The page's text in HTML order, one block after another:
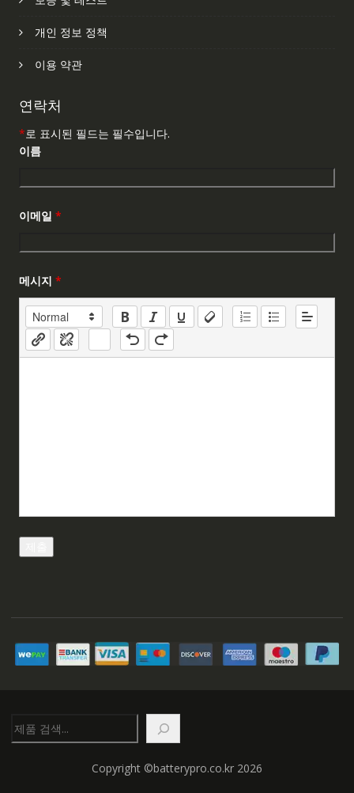
개인 정보 정책
이용 약관
연락처
*로 표시된 필드는 필수입니다.
이름
이메일 *
메시지 *
색
Copyright ©batterypro.co.kr 2026